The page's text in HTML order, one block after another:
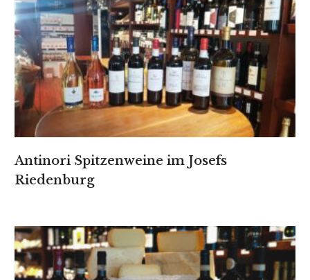
Antinori Spitzenweine im Josefs
Riedenburg